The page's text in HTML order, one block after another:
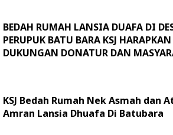
BEDAH RUMAH LANSIA DUAFA DI
PERUPUK BATU BARA KSJ HARAPKAN
DUKUNGAN DONATUR DAN
KSJ Bedah Rumah Nek Asmah dan
Amran Lansia Dhuafa Di Batubara